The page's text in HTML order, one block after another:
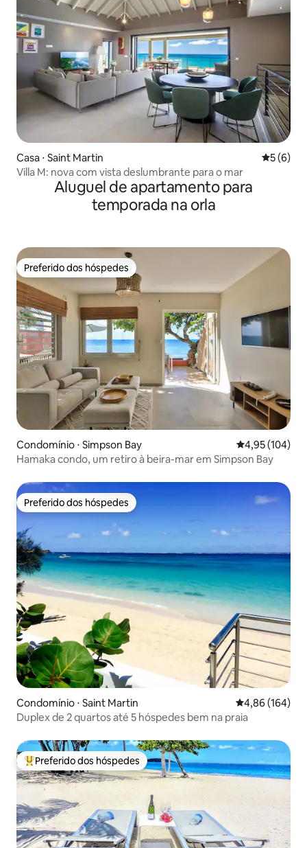
Casa ⋅ Saint Martin 5 de
5 (6)
Villa M: nova com vista deslumbrante para o mar
Aluguel de apartamento para
temporada na orla
Preferido dos hóspedes
Preferido dos hóspedes
Condomínio ⋅ Simpson Bay 4,95 de uma
4,95 (104)
Hamaka condo, um retiro à beira-mar em Simpson Bay
Preferido dos hóspedes
Preferido dos hóspedes
Condomínio ⋅ Saint Martin 4,86 de uma
4,86 (164)
Duplex de 2 quartos até 5 hóspedes bem na praia
Entre os melhores preferidos dos hóspedes
Preferido dos hóspedes